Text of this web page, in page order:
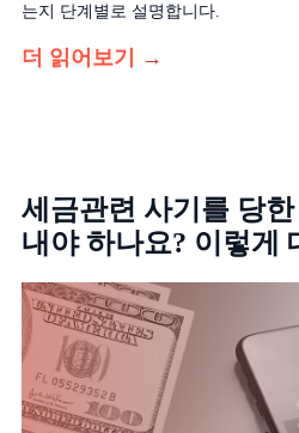
는지 단계별로 설명합니다.
더 읽어보기 →
세금관련 사기를 당
내야 하나요? 이렇게